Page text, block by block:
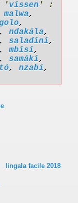
' vissen ' :
malwa,
,
, ndakála,
, saladini,
,mbisi,
, samáki,
, nzabí,
lingala facile 2018